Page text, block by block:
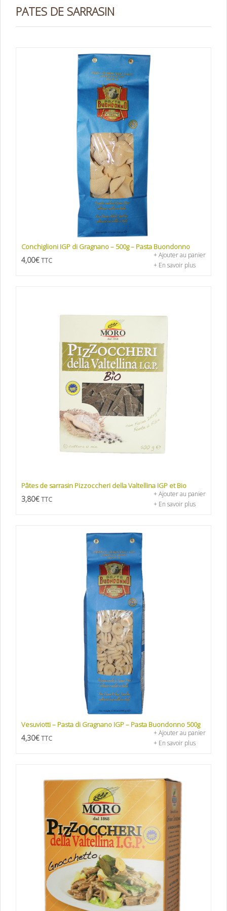
PATES DE SARRASIN
Conchiglioni IGP di Gragnano – 500g – Pasta Buondonno
4,00€ TTC
+ Ajouter au panier
+ En savoir plus
Pâtes de sarrasin Pizzoccheri della Valtellina IGP et Bio
3,80€ TTC
+ Ajouter au panier
+ En savoir plus
Vesuviotti – Pasta di Gragnano IGP – Pasta Buondonno 500g
4,30€ TTC
+ Ajouter au panier
+ En savoir plus